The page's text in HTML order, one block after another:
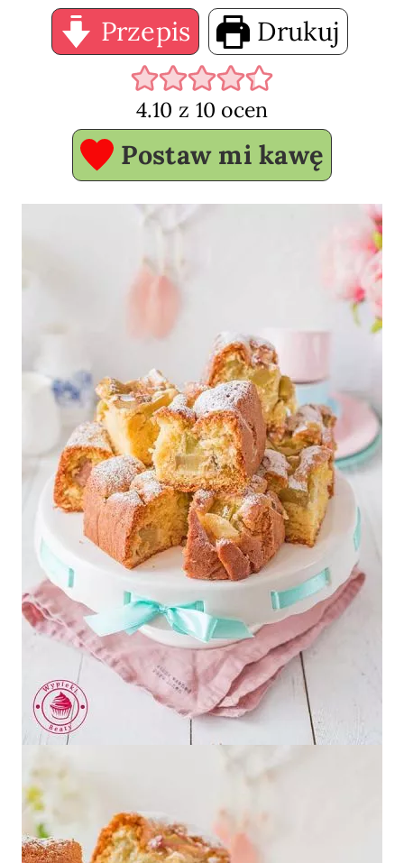
Przepis Drukuj
4.10 z 10 ocen
Postaw mi kawę